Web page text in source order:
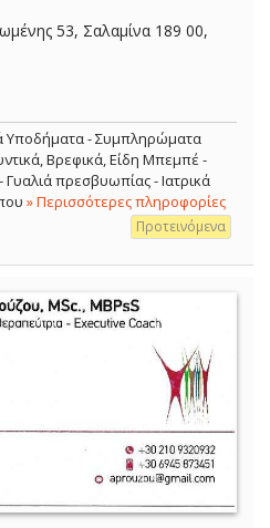
53, Σαλαμίνα 189 00,
Υποδήματα - Συμπληρώματα
Βρεφικά, Είδη Μπεμπέ -
πρεσβυωπίας - Ιατρικά
» Περισσότερες πληροφορίες
Προτεινόμενα